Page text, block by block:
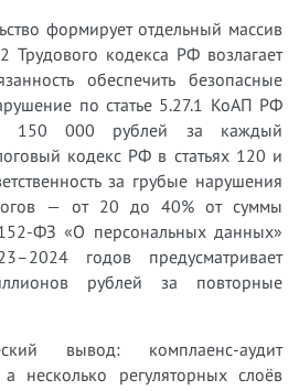
формирует отдельный массив
Трудового кодекса РФ возлагает
обеспечить безопасные
по статье 5.27.1 КоАП РФ
150 000 рублей за каждый
кодекс РФ в статьях 120 и
за грубые нарушения
— от 20 до 40% от суммы
ФЗ «О персональных данных»
годов предусматривает
рублей за повторные
вывод: комплаенс-аудит
несколько регуляторных слоёв